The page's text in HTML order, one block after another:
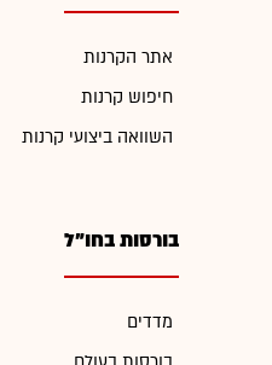
אתר הקרנות
חיפוש קרנות
השוואה ביצועי קרנות
בורסות בחו"ל
מדדים